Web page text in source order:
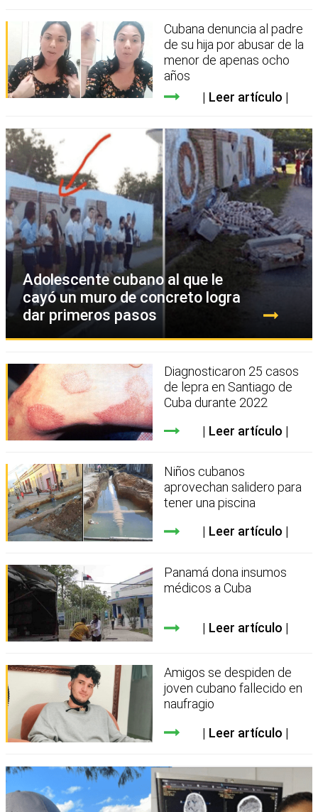
Cubana denuncia al padre
de su hija por abusar de la
menor de apenas ocho
años
Leer artículo
Adolescente cubano al que le
cayó un muro de concreto logra
dar primeros pasos
Diagnosticaron 25 casos
de lepra en Santiago de
Cuba durante 2022
Leer artículo
Niños cubanos
aprovechan salidero para
tener una piscina
Leer artículo
Panamá dona insumos
médicos a Cuba
Leer artículo
Amigos se despiden de
joven cubano fallecido en
naufragio
Leer artículo